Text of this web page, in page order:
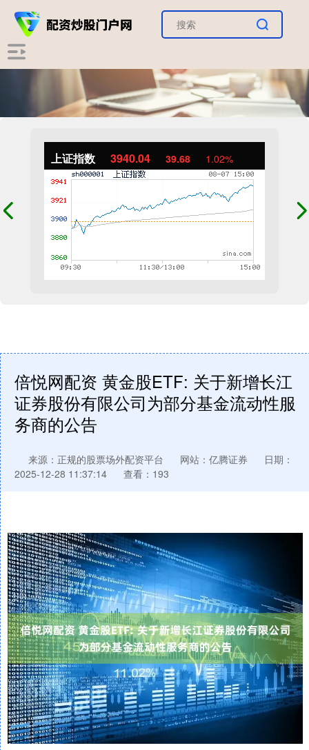
上证指数 3940.04 39.68 1.02%
倍悦网配资 黄金股ETF: 关于新增长江
证券股份有限公司为部分基金流动性服
务商的公告
来源：正规的股票场外配资平台 网站：亿腾证券
日期：
2025-12-28 11:37:14
查看：193